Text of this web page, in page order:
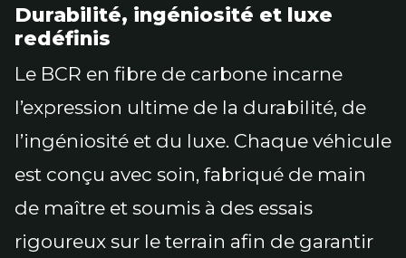
Durabilité, ingéniosité et luxe
redéfinis
Le BCR en fibre de carbone incarne
l’expression ultime de la durabilité, de
l’ingéniosité et du luxe. Chaque véhicule
est conçu avec soin, fabriqué de main
de maître et soumis à des essais
rigoureux sur le terrain afin de garantir